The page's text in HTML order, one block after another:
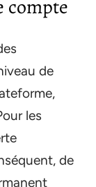
compte
de
les
de